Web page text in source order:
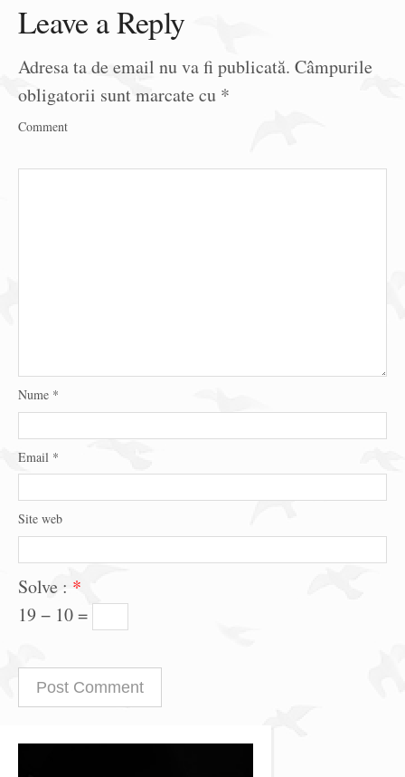
Leave a Reply
Adresa ta de email nu va fi publicată. Câmpurile
obligatorii sunt marcate cu *
Comment
Nume *
Email *
Site web
Solve : *
19 − 10 =